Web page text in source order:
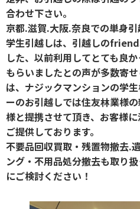
合わせ下さい。
京都.滋賀.大阪.奈良での単身
学生引越しは、引越しの
した、以前利用してとても良
もらいましたとの声が多数寄
は、ナジックマンションの学
ーのお引越しでは住友林業様
様と提携させて頂き、お客様
ご提供しております。
不要品回収買取・残置物撤去.
ング・不用品処分撤去も取り
にご検討ください！